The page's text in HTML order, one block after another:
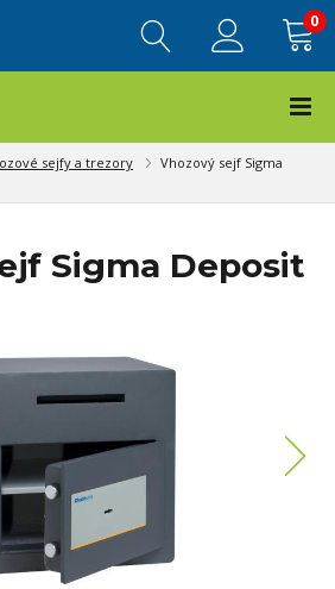
0
sejfy a trezory
Vhozový sejf Sigma
Sigma Deposit